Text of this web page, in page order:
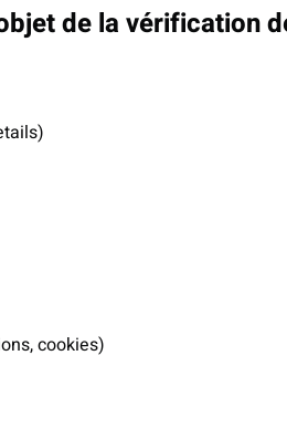
de la vérification
cookies)